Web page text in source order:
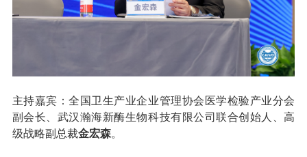
主持嘉宾：全国卫生产业企业管理协会医学检验产业分会
副会长、武汉瀚海新酶生物科技有限公司联合创始人、高
级战略副总裁金宏森。